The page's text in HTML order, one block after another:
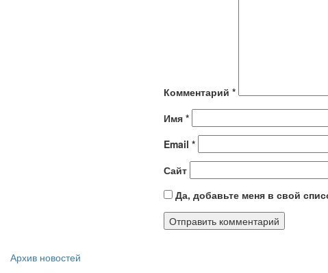
Комментарий *
Имя *
Email *
Сайт
Да, добавьте меня в свой
Архив новостей